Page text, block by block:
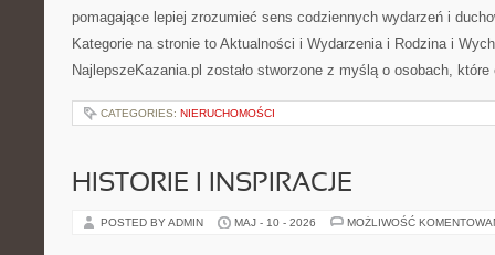
pomagające lepiej zrozumieć sens codziennych wydarzeń i
Kategorie na stronie to Aktualności i Wydarzenia i Rodzina i
NajlepszeKazania.pl zostało stworzone z myślą o osobach,
CATEGORIES: NIERUCHOMOŚCI
HISTORIE I INSPIRACJE
POSTED BY ADMIN MAJ - 10 - 2026 MOŻLIWOŚĆ